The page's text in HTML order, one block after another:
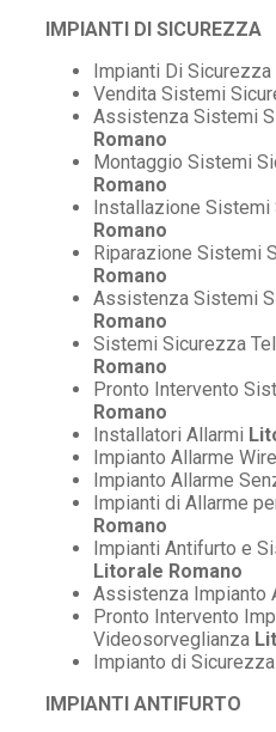
IMPIANTI DI SICUREZZA
Impianti Di Sicurezza
Vendita Sistemi
Assistenza Sistemi
Romano
Montaggio Sistemi
Romano
Installazione Sistemi
Romano
Riparazione Sistemi
Romano
Assistenza Sistemi
Romano
Sistemi Sicurezza
Romano
Pronto Intervento
Romano
Installatori Allarmi
Impianto Allarme
Impianto Allarme
Impianti di Allarme
Romano
Impianti Antifurto e
Litorale Romano
Assistenza Impianto
Pronto Intervento
Videosorveglianza
Impianto di Sicurezza
IMPIANTI ANTIFURTO